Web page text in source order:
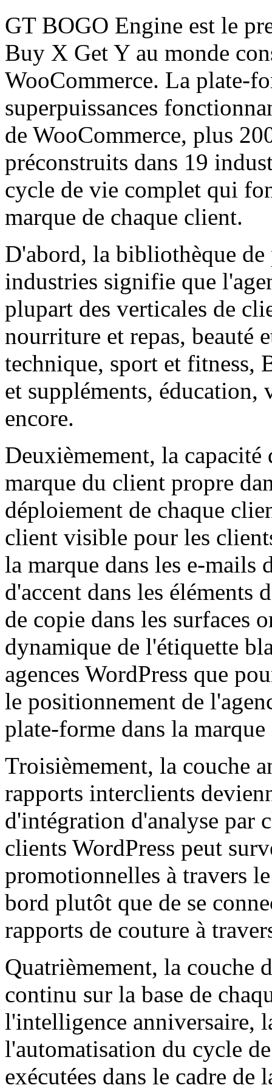
GT BOGO Engine est le
Buy X Get Y au monde
WooCommerce. La plate-
superpuissances
de WooCommerce, plus
préconstruits dans 19
cycle de vie complet qui
marque de chaque client.
D'abord, la bibliothèque de
industries signifie que
plupart des verticales de
nourriture et repas, beauté
technique, sport et fitness,
et suppléments,
encore.
Deuxièmement, la
marque du client propre
déploiement de chaque
client visible pour les
la marque dans les e-mails
d'accent dans les éléments
de copie dans les surfaces
dynamique de l'étiquette
agences WordPress que
le positionnement de
plate-forme dans la
Troisièmement, la couche
rapports interclients
d'intégration d'analyse par
clients WordPress peut
promotionnelles à travers
bord plutôt que de se
rapports de couture à
Quatrièmement, la couche
continu sur la base de
l'intelligence anniversaire,
l'automatisation du cycle
exécutées dans le cadre